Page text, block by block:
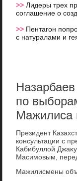
>>Лидеры трех
соглашение о
>> Пентагон
с натуралами и
по
Мажилиса
Президент
консультации с
Кабибуллοй
Масимовым,
Мажилисмены